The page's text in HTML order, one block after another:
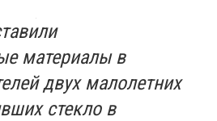
материалы в
двух малолетних
стекло в